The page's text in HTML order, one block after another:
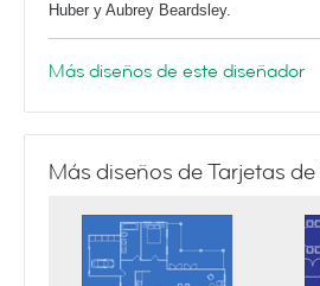
Huber y Aubrey Beardsley.
Más diseños de este diseñador
Más diseños de Tarjetas